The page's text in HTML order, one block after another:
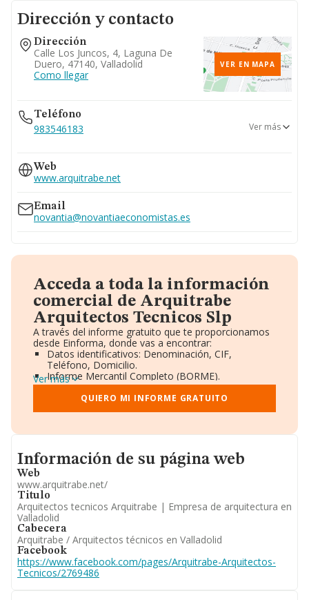
Dirección y contacto
Dirección
Calle Los Juncos, 4, Laguna De
Duero, 47140, Valladolid
Como llegar
VER EN MAPA
Teléfono
983546183
629...
Ver teléfono 629...
Ver teléfono 669...
Ver más
Web
www.arquitrabe.net
Email
novantia@novantiaeconomistas.es
Acceda a toda la información
comercial de Arquitrabe
Arquitectos Tecnicos Slp
A través del informe gratuito que te proporcionamos
desde Einforma, donde vas a encontrar:
Datos identificativos: Denominación, CIF,
Teléfono, Domicilio.
Informe Mercantil Completo (BORME).
Gráficos de Evolución Ventas y Empleados.
Consejo de Administración y Administradores.
Directivos y Ejecutivos.
Información oficial y registral complementaria.
Ver más
QUIERO MI INFORME GRATUITO
Informacion de su página web
Información de su página web
Web
www.arquitrabe.net/
Titulo
Arquitectos tecnicos Arquitrabe | Empresa de arquitectura en
Valladolid
Cabecera
Arquitrabe / Arquitectos técnicos en Valladolid
Facebook
https://www.facebook.com/pages/Arquitrabe-Arquitectos-
Tecnicos/2769486